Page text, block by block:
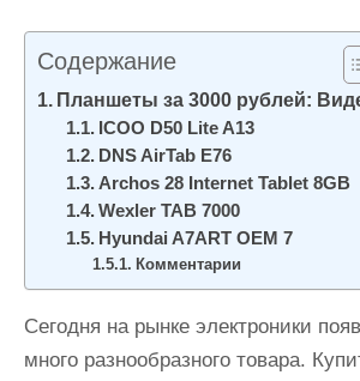
Содержание
Планшеты за 3000 рублей:
ICOO D50 Lite A13
DNS AirTab E76
Archos 28 Internet Tablet 8GB
Wexler TAB 7000
Hyundai A7ART OEM 7
Комментарии
Сегодня на рынке электроники
много разнообразного товара.